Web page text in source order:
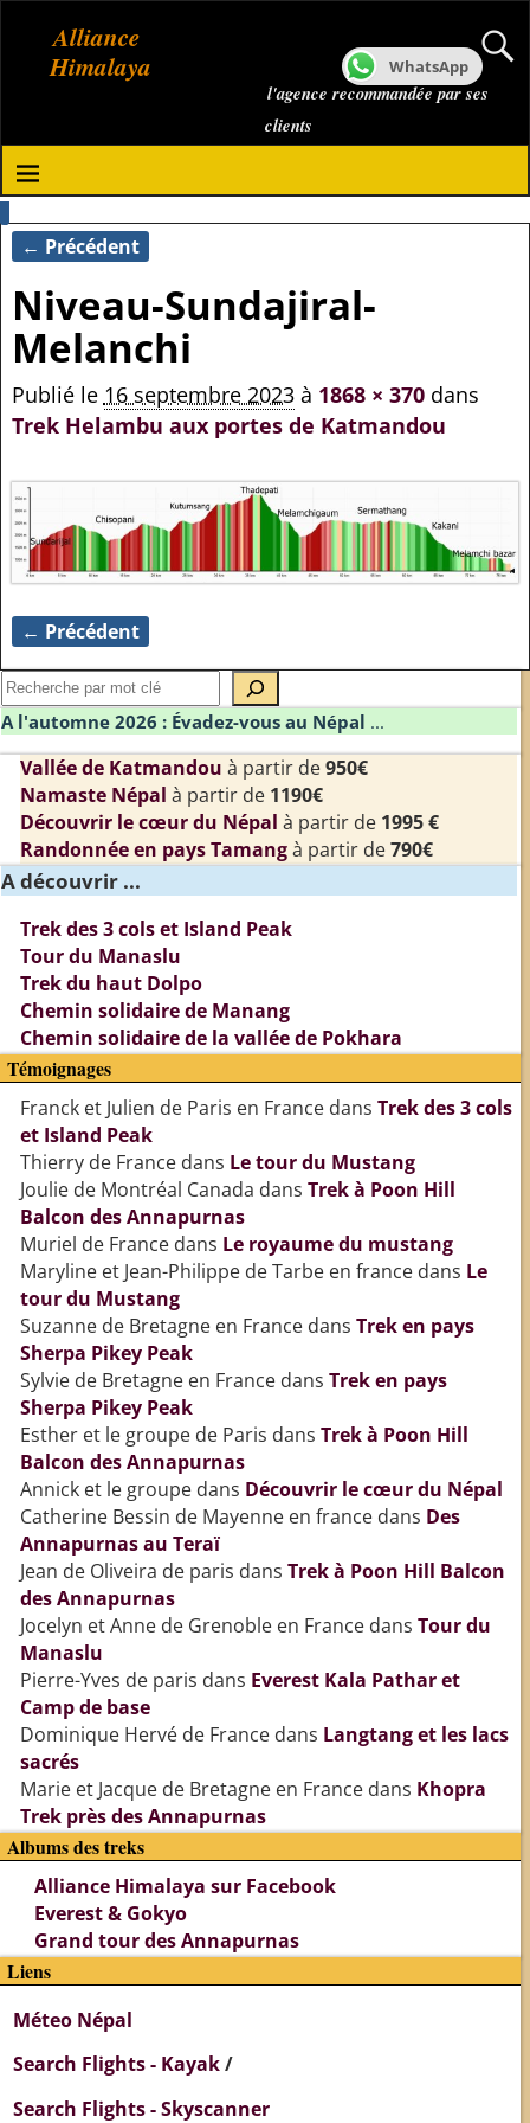
Alliance
Himalaya
l'agence recommandée par ses
clients
Navigation des images
← Précédent
Niveau-Sundajiral-
Melanchi
Publié le 16 septembre 2023à 1868 × 370dans
Trek Helambu aux portes de Katmandou
Navigation des images
← Précédent
A l'automne 2026 : Évadez-vous au Népal ...
Vallée de Katmandou à partir de950€
Namaste Népal à partir de 1190€
Découvrir le cœur du Népal à partir de 1995 €
Randonnée en pays Tamangà partir de790€
A découvrir ...
Trek des 3 cols et Island Peak
Tour du Manaslu
Trek du haut Dolpo
Chemin solidaire de Manang
Chemin solidaire de la vallée de Pokhara
Témoignages
Franck et Julien de Paris en Francedans Trek des 3 cols
et Island Peak
Thierry de Francedans Le tour du Mustang
Joulie de Montréal Canada dans Trek à Poon Hill
Balcon des Annapurnas
Muriel de Francedans Le royaume du mustang
Maryline et Jean-Philippe de Tarbe en francedans Le
tour du Mustang
Suzanne de Bretagne en Francedans Trek en pays
Sherpa Pikey Peak
Sylvie de Bretagne en Francedans Trek en pays
Sherpa Pikey Peak
Esther et le groupe de Paris dans Trek à Poon Hill
Balcon des Annapurnas
Annick et le groupedans Découvrir le cœur du Népal
Catherine Bessin de Mayenne en francedans Des
Annapurnas au Teraï
Jean de Oliveira de paris dans Trek à Poon Hill Balcon
des Annapurnas
Jocelyn et Anne de Grenoble en Francedans Tour du
Manaslu
Pierre-Yves de paris dans Everest Kala Pathar et
Camp de base
Dominique Hervé de Francedans Langtang et les lacs
sacrés
Marie et Jacque de Bretagne en Francedans Khopra
Trek près des Annapurnas
Albums des treks
Alliance Himalaya sur Facebook
Everest & Gokyo
Grand tour des Annapurnas
Liens
Méteo Népal
Search Flights - Kayak/
Search Flights - Skyscanner
WhatsApp